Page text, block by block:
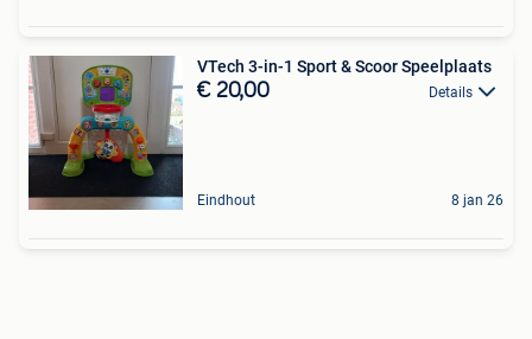
VTech 3-in-1 Sport & Scoor Speelplaats
€ 20,00 Details
Eindhout 8 jan 26